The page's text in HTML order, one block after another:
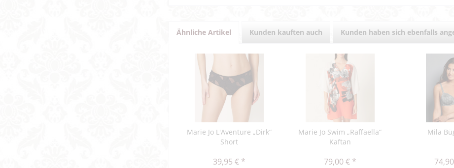
Ähnliche Artikel Kunden kauften auch Kunden haben sich ebenfalls
Marie Jo L'Aventure „Dirk“
Short
39,95 € *
Marie Jo Swim „Raffaella“
Kaftan
79,00 € *
Mila